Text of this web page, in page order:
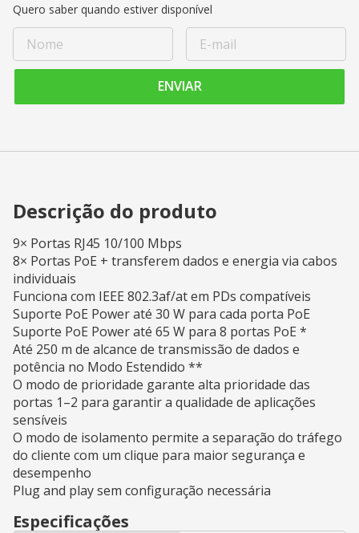
Quero saber quando estiver disponível
ENVIAR
Descrição do produto
9× Portas RJ45 10/100 Mbps
8× Portas PoE + transferem dados e energia via cabos
individuais
Funciona com IEEE 802.3af/at em PDs compatíveis
Suporte PoE Power até 30 W para cada porta PoE
Suporte PoE Power até 65 W para 8 portas PoE *
Até 250 m de alcance de transmissão de dados e
potência no Modo Estendido **
O modo de prioridade garante alta prioridade das
portas 1–2 para garantir a qualidade de aplicações
sensíveis
O modo de isolamento permite a separação do tráfego
do cliente com um clique para maior segurança e
desempenho
Plug and play sem configuração necessária
Especificações